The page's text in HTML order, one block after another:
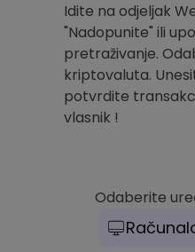
Idite na odjeljak
"Nadopunite" ili
pretraživanje.
kriptovaluta.
potvrdite
vlasnik !
Odaberite